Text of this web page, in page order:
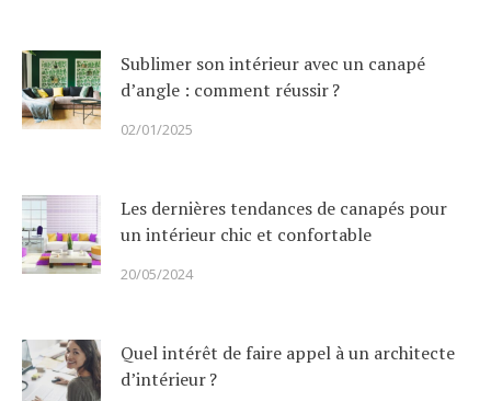
Sublimer son intérieur avec un canapé
d’angle : comment réussir ?
02/01/2025
Les dernières tendances de canapés pour
un intérieur chic et confortable
20/05/2024
Quel intérêt de faire appel à un architecte
d’intérieur ?